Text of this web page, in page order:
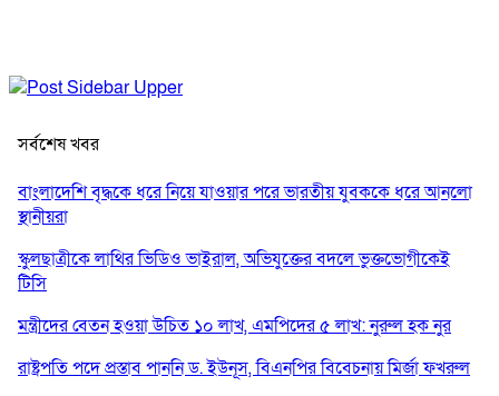
সর্বশেষ খবর
বাংলাদেশি বৃদ্ধকে ধরে নিয়ে যাওয়ার পরে ভারতীয় যুবককে ধরে আনলো
স্থানীয়রা
স্কুলছাত্রীকে লাথির ভিডিও ভাইরাল, অভিযুক্তের বদলে ভুক্তভোগীকেই
টিসি
মন্ত্রীদের বেতন হওয়া উচিত ১০ লাখ, এমপিদের ৫ লাখ: নুরুল হক নুর
রাষ্ট্রপতি পদে প্রস্তাব পাননি ড. ইউনূস, বিএনপির বিবেচনায় মির্জা ফখরুল